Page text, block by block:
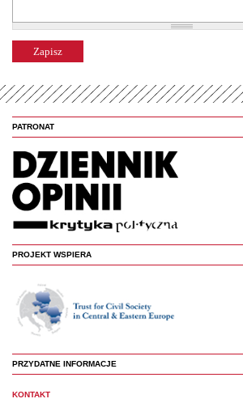
PATRONAT
PROJEKT WSPIERA
PRZYDATNE INFORMACJE
KONTAKT